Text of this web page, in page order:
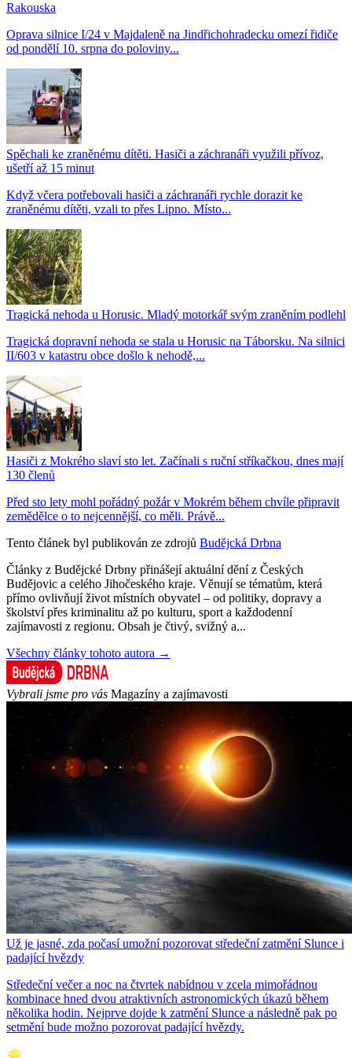
Rakouska
Oprava silnice I/24 v Majdaleně na Jindřichohradecku omezí řidiče
od pondělí 10. srpna do poloviny...
Spěchali ke zraněnému dítěti. Hasiči a záchranáři využili přívoz,
ušetří až 15 minut
Když včera potřebovali hasiči a záchranáři rychle dorazit ke
zraněnému dítěti, vzali to přes Lipno. Místo...
Tragická nehoda u Horusic. Mladý motorkář svým zraněním podlehl
Tragická dopravní nehoda se stala u Horusic na Táborsku. Na silnici
II/603 v katastru obce došlo k nehodě,...
Hasiči z Mokrého slaví sto let. Začínali s ruční stříkačkou, dnes mají
130 členů
Před sto lety mohl pořádný požár v Mokrém během chvíle připravit
zemědělce o to nejcennější, co měli. Právě...
Tento článek byl publikován ze zdrojů Budějcká Drbna
Články z Budějcké Drbny přinášejí aktuální dění z Českých
Budějovic a celého Jihočeského kraje. Věnují se tématům, která
přímo ovlivňují život místních obyvatel – od politiky, dopravy a
školství přes kriminalitu až po kulturu, sport a každodenní
zajímavosti z regionu. Obsah je čtivý, svižný a...
Všechny články tohoto autora →
Vybrali jsme pro vás Magazíny a zajímavosti
Už je jasné, zda počasí umožní pozorovat středeční zatmění Slunce i
padající hvězdy
Středeční večer a noc na čtvrtek nabídnou v zcela mimořádnou
kombinace hned dvou atraktivních astronomických úkazů během
několika hodin. Nejprve dojde k zatmění Slunce a následně pak po
setmění bude možno pozorovat padající hvězdy.